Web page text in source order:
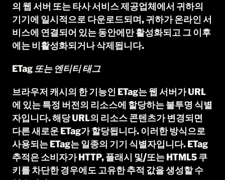
의 웹 서버 또는 타사 서비스 제공업체에서 귀하의
기기에 일시적으로 다운로드되며, 귀하가 온라인 서
비스에 연결되어 있는 동안에만 활성화되고 그 이후
에는 비활성화되거나 삭제됩니다.
ETag 또는 엔티티 태그
브라우저 캐시의 한 기능인 ETag는 웹 서버가 URL
에 있는 특정 버전의 리소스에 할당하는 불투명 식별
자입니다. 해당 URL의 리소스 콘텐츠가 변경되면
다른 새로운 ETag가 할당됩니다. 이러한 방식으로
사용되는 ETag는 일종의 기기 식별자입니다. ETag
추적은 소비자가 HTTP, 플래시 및/또는 HTML5 쿠
키를 차단한 경우에도 고유한 추적 값을 생성할 수